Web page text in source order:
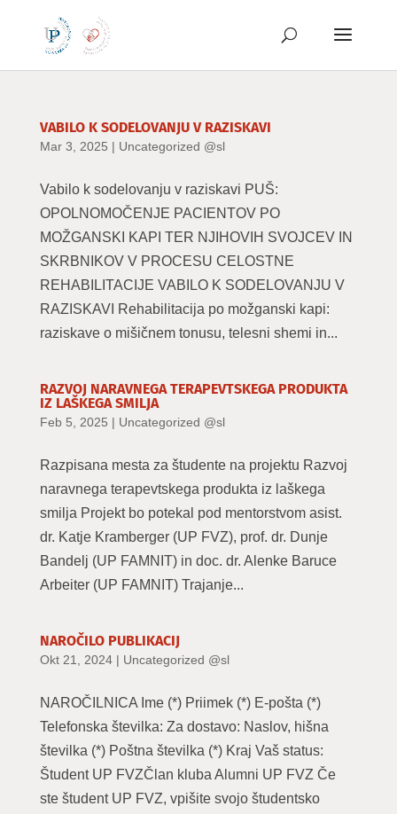
vsebino
VABILO K SODELOVANJU V RAZISKAVI
Mar 3, 2025 | Uncategorized @sl
Vabilo k sodelovanju v raziskavi PUŠ:
OPOLNOMOČENJE PACIENTOV PO
MOŽGANSKI KAPI TER NJIHOVIH SVOJCEV IN
SKRBNIKOV V PROCESU CELOSTNE
REHABILITACIJE VABILO K SODELOVANJU V
RAZISKAVI Rehabilitacija po možganski kapi:
raziskave o mišičnem tonusu, telesni shemi in...
RAZVOJ NARAVNEGA TERAPEVTSKEGA PRODUKTA
IZ LAŠKEGA SMILJA
Feb 5, 2025 | Uncategorized @sl
Razpisana mesta za študente na projektu Razvoj
naravnega terapevtskega produkta iz laškega
smilja Projekt bo potekal pod mentorstvom asist.
dr. Katje Kramberger (UP FVZ), prof. dr. Dunje
Bandelj (UP FAMNIT) in doc. dr. Alenke Baruce
Arbeiter (UP FAMNIT) Trajanje...
NAROČILO PUBLIKACIJ
Okt 21, 2024| Uncategorized @sl
NAROČILNICA Ime (*) Priimek (*) E-pošta (*)
Telefonska številka: Za dostavo: Naslov, hišna
številka (*) Poštna številka (*) Kraj Vaš status:
Študent UP FVZČlan kluba Alumni UP FVZ Če
ste študent UP FVZ, vpišite svojo študentsko